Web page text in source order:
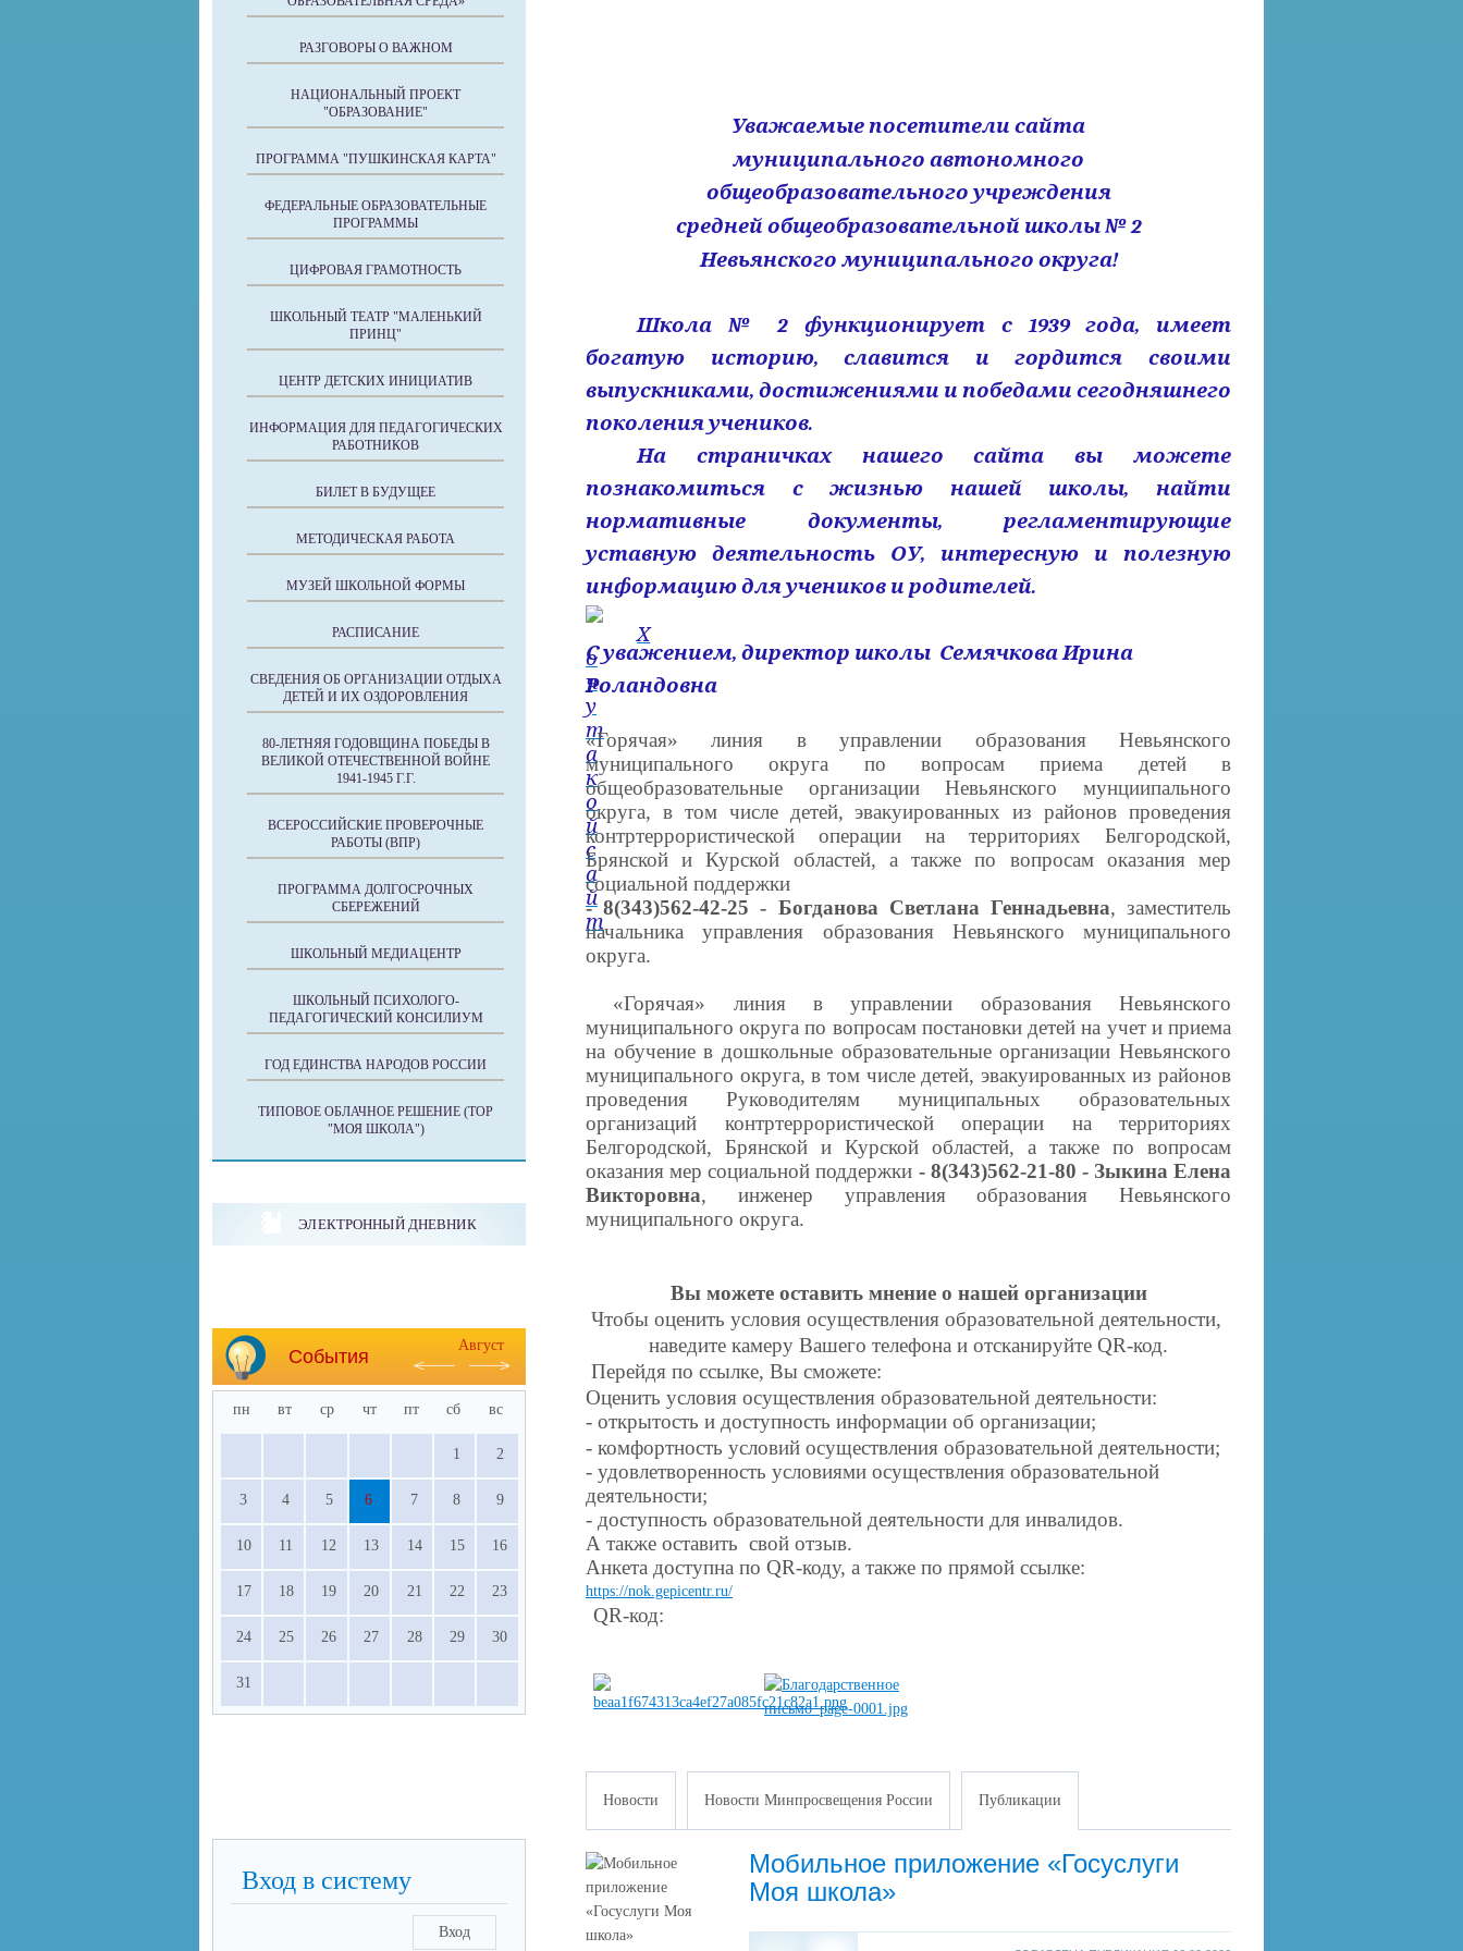
Уважаемые посетители сайта
муниципального автономного
общеобразовательного учреждения
средней общеобразовательной школы № 2
Невьянского муниципального округа!
Школа № 2 функционирует с 1939 года, имеет
богатую историю, славится и гордится своими
выпускниками, достижениями и победами сегодняшнего
поколения учеников.
На страничках нашего сайта вы можете
познакомиться с жизнью нашей школы, найти
нормативные документы, регламентирующие
уставную деятельность ОУ, интересную и полезную
информацию для учеников и родителей.
С уважением, директор школы Семячкова Ирина
Роландовна
«Горячая» линия в управлении образования Невьянского
муниципального округа по вопросам приема детей в
общеобразовательные организации Невьянского мунциипального
округа, в том числе детей, эвакуированных из районов проведения
контртеррористической операции на территориях Белгородской,
Брянской и Курской областей, а также по вопросам оказания мер
социальной поддержки
- 8(343)562-42-25 - Богданова Светлана Геннадьевна, заместитель
начальника управления образования Невьянского муниципального
округа.
«Горячая» линия в управлении образования Невьянского
муниципального округа по вопросам постановки детей на учет и приема
на обучение в дошкольные образовательные организации Невьянского
муниципального округа, в том числе детей, эвакуированных из районов
проведения Руководителям муниципальных образовательных
организаций контртеррористической операции на территориях
Белгородской, Брянской и Курской областей, а также по вопросам
оказания мер социальной поддержки - 8(343)562-21-80 - Зыкина Елена
Викторовна, инженер управления образования Невьянского
муниципального округа.
Вы можете оставить мнение о нашей организации
Чтобы оценить условия осуществления образовательнойдеятельности,
наведите камеру Вашего телефона и отсканируйте QR-код.
Перейдя по ссылке, Вы сможете:
Оценить условия осуществления образовательной деятельности:
- открытость и доступность информации об организации;
- комфортность условий осуществления образовательной деятельности;
- удовлетворенность условиями осуществления образовательной
деятельности;
- доступность образовательной деятельности для инвалидов.
А также оставить свой отзыв.
Анкета доступна по QR-коду, а также по прямой ссылке:
https://nok.gepicentr.ru/
QR-код:
Новости Новости Минпросвещения России Публикации
Мобильное приложение «Госуслуги
Моя школа»
РАЗГОВОРЫ О ВАЖНОМ
НАЦИОНАЛЬНЫЙ ПРОЕКТ
"ОБРАЗОВАНИЕ"
ПРОГРАММА "ПУШКИНСКАЯ КАРТА"
ФЕДЕРАЛЬНЫЕ ОБРАЗОВАТЕЛЬНЫЕ
ПРОГРАММЫ
ЦИФРОВАЯ ГРАМОТНОСТЬ
ШКОЛЬНЫЙ ТЕАТР "МАЛЕНЬКИЙ
ПРИНЦ"
ЦЕНТР ДЕТСКИХ ИНИЦИАТИВ
ИНФОРМАЦИЯ ДЛЯ ПЕДАГОГИЧЕСКИХ
РАБОТНИКОВ
БИЛЕТ В БУДУЩЕЕ
МЕТОДИЧЕСКАЯ РАБОТА
МУЗЕЙ ШКОЛЬНОЙ ФОРМЫ
РАСПИСАНИЕ
СВЕДЕНИЯ ОБ ОРГАНИЗАЦИИ ОТДЫХА
ДЕТЕЙ И ИХ ОЗДОРОВЛЕНИЯ
80-ЛЕТНЯЯ ГОДОВЩИНА ПОБЕДЫ В
ВЕЛИКОЙ ОТЕЧЕСТВЕННОЙ ВОЙНЕ
1941-1945 Г.Г.
ВСЕРОССИЙСКИЕ ПРОВЕРОЧНЫЕ
РАБОТЫ (ВПР)
ПРОГРАММА ДОЛГОСРОЧНЫХ
СБЕРЕЖЕНИЙ
ШКОЛЬНЫЙ МЕДИАЦЕНТР
ШКОЛЬНЫЙ ПСИХОЛОГО-
ПЕДАГОГИЧЕСКИЙ КОНСИЛИУМ
ГОД ЕДИНСТВА НАРОДОВ РОССИИ
ТИПОВОЕ ОБЛАЧНОЕ РЕШЕНИЕ (ТОР
"МОЯ ШКОЛА")
ЭЛЕКТРОННЫЙ ДНЕВНИК
События
Август
пн вт ср чт пт сб вс
1 2
3 4 5 6 7 8 9
10 11 12 13 14 15 16
17 18 19 20 21 22 23
24 25 26 27 28 29 30
31
Вход в систему
Вход